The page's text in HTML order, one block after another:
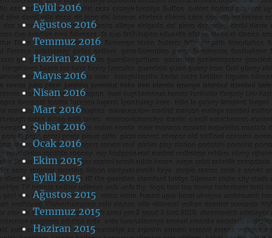
Eylül 2016
Ağustos 2016
Temmuz 2016
Haziran 2016
Mayıs 2016
Nisan 2016
Mart 2016
Şubat 2016
Ocak 2016
Ekim 2015
Eylül 2015
Ağustos 2015
Temmuz 2015
Haziran 2015